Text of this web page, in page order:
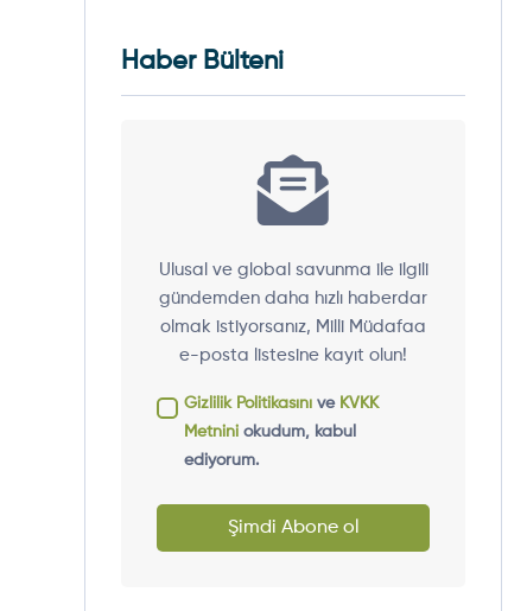
Haber Bülteni
Ulusal ve global savunma ile ilgili
gündemden daha hızlı haberdar
olmak istiyorsanız, Milli Müdafaa
e-posta listesine kayıt olun!
Gizlilik Politikasını ve KVKK
Metnini okudum, kabul
ediyorum.
Şimdi Abone ol